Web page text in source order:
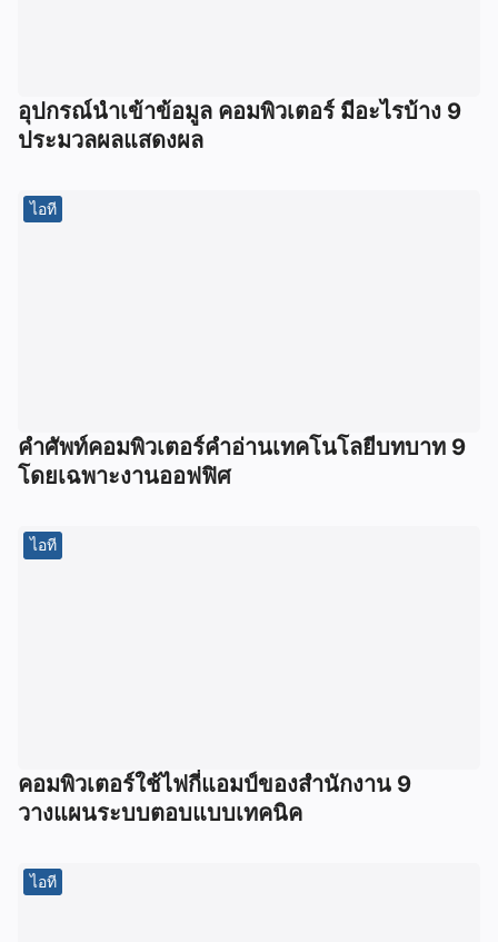
อุปกรณ์นําเข้าข้อมูล คอมพิวเตอร์ มีอะไรบ้าง 9
ประมวลผลแสดงผล
ไอที
คําศัพท์คอมพิวเตอร์คําอ่านเทคโนโลยีบทบาท 9
โดยเฉพาะงานออฟฟิศ
ไอที
คอมพิวเตอร์ใช้ไฟกี่แอมป์ของสำนักงาน 9
วางแผนระบบตอบแบบเทคนิค
ไอที